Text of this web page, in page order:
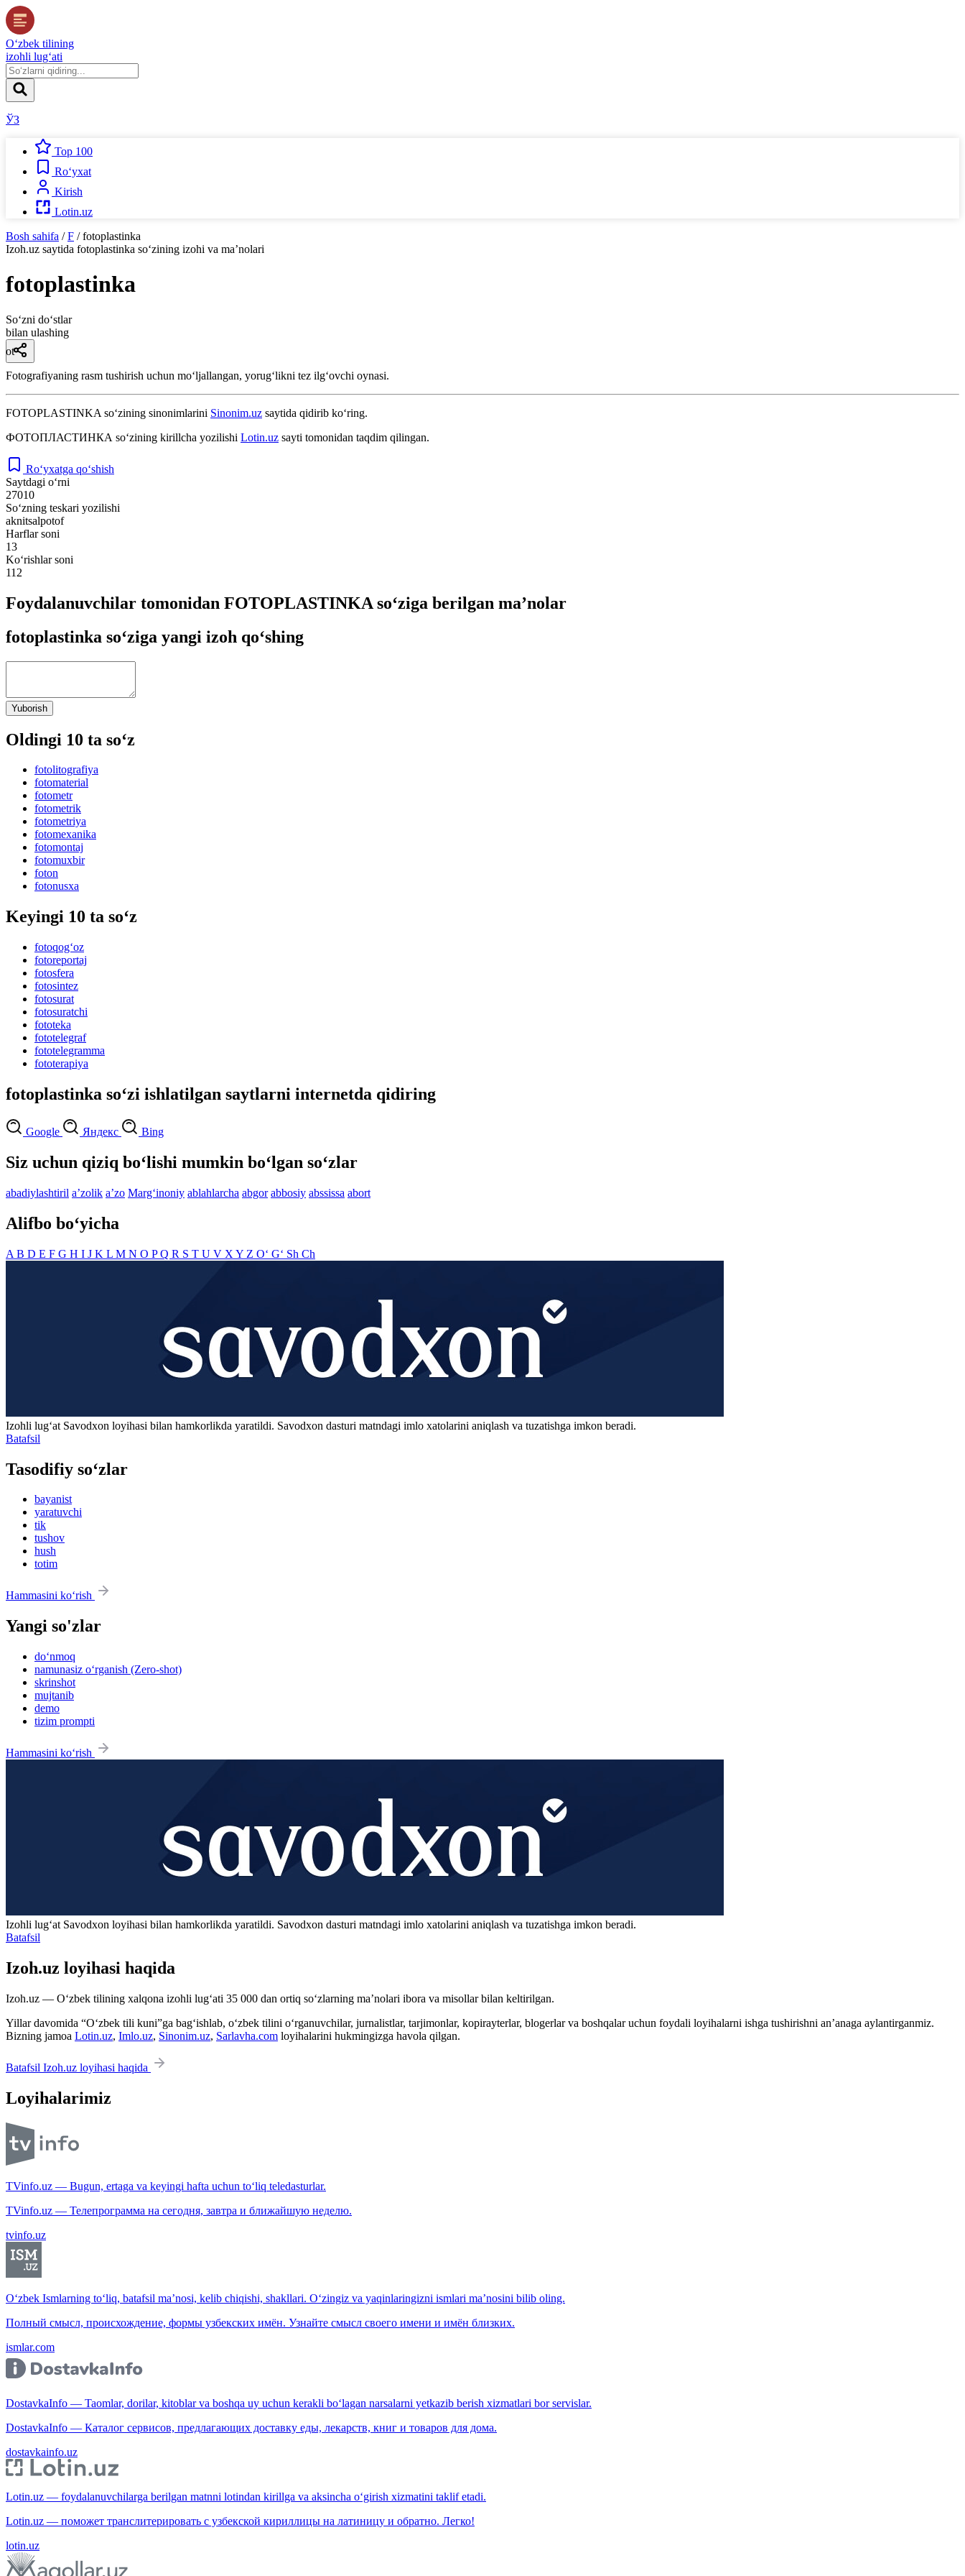
O‘zbek tilining
izohli lug‘ati
ЎЗ
Top 100
Ro‘yxat
Kirish
Lotin.uz
Bosh sahifa / F / fotoplastinka
Izoh.uz saytida fotoplastinka so‘zining izohi va ma’nolari
fotoplastinka
So‘zni do‘stlar
bilan ulashing
ot
Fotografiyaning rasm tushirish uchun moʻljallangan, yorugʻlikni tez ilgʻovchi oynasi.
FOTOPLASTINKA so‘zining sinonimlarini Sinonim.uz saytida qidirib ko‘ring.
ФОТОПЛАСТИНКА so‘zining kirillcha yozilishi Lotin.uz sayti tomonidan taqdim qilingan.
Ro‘yxatga qo‘shish
Saytdagi o‘rni
27010
So‘zning teskari yozilishi
aknitsalpotof
Harflar soni
13
Ko‘rishlar soni
112
Foydalanuvchilar tomonidan FOTOPLASTINKA so‘ziga berilgan ma’nolar
fotoplastinka so‘ziga yangi izoh qo‘shing
Yuborish
Oldingi 10 ta so‘z
fotolitografiya
fotomaterial
fotometr
fotometrik
fotometriya
fotomexanika
fotomontaj
fotomuxbir
foton
fotonusxa
Keyingi 10 ta so‘z
fotoqog‘oz
fotoreportaj
fotosfera
fotosintez
fotosurat
fotosuratchi
fototeka
fototelegraf
fototelegramma
fototerapiya
fotoplastinka so‘zi ishlatilgan saytlarni internetda qidiring
Google Яндекс Bing
Siz uchun qiziq bo‘lishi mumkin bo‘lgan so‘zlar
abadiylashtiril aʼzolik aʼzo Marg‘inoniy ablahlarcha abgor abbosiy abssissa abort
Alifbo bo‘yicha
A B D E F G H I J K L M N O PQ R S T U V X Y Z O‘ G‘ Sh Ch
Izohli lugʻat Savodxon loyihasi bilan hamkorlikda yaratildi. Savodxon dasturi matndagi imlo xatolarini aniqlash va tuzatishga imkon beradi.
Batafsil
Tasodifiy so‘zlar
bayanist
yaratuvchi
tik
tushov
hush
totim
Hammasini ko‘rish
Yangi so'zlar
do‘nmoq
namunasiz o‘rganish (Zero-shot)
skrinshot
mujtanib
demo
tizim prompti
Hammasini ko‘rish
Izohli lugʻat Savodxon loyihasi bilan hamkorlikda yaratildi. Savodxon dasturi matndagi imlo xatolarini aniqlash va tuzatishga imkon beradi.
Batafsil
Izoh.uz loyihasi haqida
Izoh.uz — O‘zbek tilining xalqona izohli lug‘ati 35 000 dan ortiq so‘zlarning ma’nolari ibora va misollar bilan keltirilgan.
Yillar davomida “O‘zbek tili kuni”ga bag‘ishlab, o‘zbek tilini o‘rganuvchilar, jurnalistlar, tarjimonlar, kopirayterlar, blogerlar va boshqalar uchun foydali loyihalarni ishga tushirishni an’anaga aylantirganmiz.
Bizning jamoa Lotin.uz, Imlo.uz, Sinonim.uz, Sarlavha.com loyihalarini hukmingizga havola qilgan.
Batafsil Izoh.uz loyihasi haqida
Loyihalarimiz
TVinfo.uz — Bugun, ertaga va keyingi hafta uchun to‘liq teledasturlar.
TVinfo.uz — Телепрограмма на сегодня, завтра и ближайшую неделю.
tvinfo.uz
O‘zbek Ismlarning to‘liq, batafsil ma’nosi, kelib chiqishi, shakllari. O‘zingiz va yaqinlaringizni ismlari ma’nosini bilib oling.
Полный смысл, происхождение, формы узбекских имён. Узнайте смысл своего имени и имён близких.
ismlar.com
DostavkaInfo — Taomlar, dorilar, kitoblar va boshqa uy uchun kerakli bo‘lagan narsalarni yetkazib berish xizmatlari bor servislar.
DostavkaInfo — Каталог сервисов, предлагающих доставку еды, лекарств, книг и товаров для дома.
dostavkainfo.uz
Lotin.uz — foydalanuvchilarga berilgan matnni lotindan kirillga va aksincha o‘girish xizmatini taklif etadi.
Lotin.uz — поможет транслитерировать с узбекской кириллицы на латиницу и обратно. Легко!
lotin.uz